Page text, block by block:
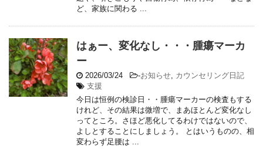
ど、家族に関わる ...
はぁー、変化なし・・・腫瘍マーカ
ー
2026/03/24 -お知らせ, カウンセリング日記
支援
今日は恒例の検診日・・腫瘍マーカーの検査もする
けれど、その結果は微増で、まあほとんど変化なし
ってところ。さほど悪化してるわけではないので、
よしとすることにしましょう。 とはいうものの、相
変わらず足腰は ...